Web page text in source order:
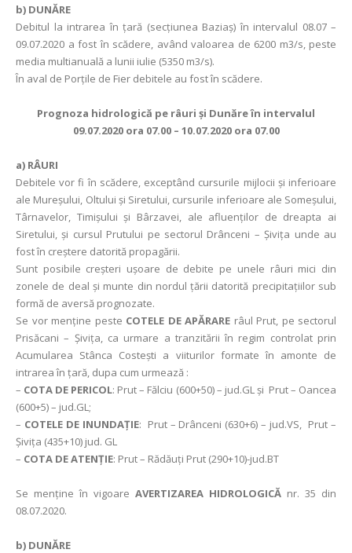
b) DUNĂRE
Debitul la intrarea în ţară (secţiunea Baziaş) în intervalul 08.07 –
09.07.2020 a fost în scădere, având valoarea de 6200 m3/s, peste
media multianuală a lunii iulie (5350 m3/s).
În aval de Porţile de Fier debitele au fost în scădere.
Prognoza hidrologică pe râuri şi Dunăre în intervalul
09.07.2020 ora 07.00 – 10.07.2020 ora 07.00
a) RÂURI
Debitele vor fi în scădere, exceptând cursurile mijlocii și inferioare
ale Mureșului, Oltului și Siretului, cursurile inferioare ale Someșului,
Târnavelor, Timișului și Bârzavei, ale afluenţilor de dreapta ai
Siretului, și cursul Prutului pe sectorul Drânceni – Şiviţa unde au
fost în creștere datorită propagării.
Sunt posibile creșteri ușoare de debite pe unele râuri mici din
zonele de deal și munte din nordul țării datorită precipitațiilor sub
formă de aversă prognozate.
Se vor menţine peste COTELE DE APĂRARE râul Prut, pe sectorul
Prisăcani – Şiviţa, ca urmare a tranzitării în regim controlat prin
Acumularea Stânca Costeşti a viiturilor formate în amonte de
intrarea în ţară, dupa cum urmează :
– COTA DE PERICOL: Prut – Fălciu (600+50) – jud.GL şi Prut – Oancea
(600+5) – jud.GL;
– COTELE DE INUNDAȚIE: Prut – Drânceni (630+6) – jud.VS, Prut –
Şiviţa (435+10) jud. GL
– COTA DE ATENȚIE: Prut – Rădăuţi Prut (290+10)-jud.BT
Se menține în vigoare AVERTIZAREA HIDROLOGICĂ nr. 35 din
08.07.2020.
b) DUNĂRE